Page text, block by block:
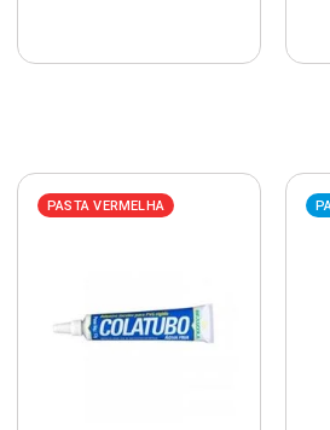
PASTA VERMELHA